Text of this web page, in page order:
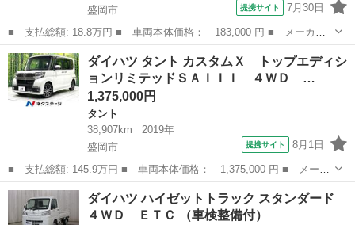
盛岡市
提携サイト 7月30日
■ 支払総額: 18.8万円 ■ 車両本体価格： 183,000 円 ■ メーカー
名： ダイハツ ■ 車種名： ムーヴ ■ グレード名： メモリアル
エディション ４ＷＤ車検令和１０年１月２６日ＫＦチェーンベルト
キーレスＡＢ...
岩手 盛岡市 ムーヴ
ダイハツ タント カスタムＸ トップエディシ
ョンリミテッドＳＡＩＩＩ ４ＷＤ …
1,375,000円
タント
38,907km
2019年
盛岡市
提携サイト 8月1日
■ 支払総額: 145.9万円 ■ 車両本体価格： 1,375,000 円 ■ メーカ
ー名： ダイハツ ■ 車種名： タント ■ グレード名： カスタム
Ｘ トップエディションリミテッドＳＡＩＩＩ ４ＷＤ 純正ナビ
全周囲カ...
岩手 盛岡市 タント
ダイハツ ハイゼットトラック スタンダード
４ＷＤ ＥＴＣ （車検整備付）